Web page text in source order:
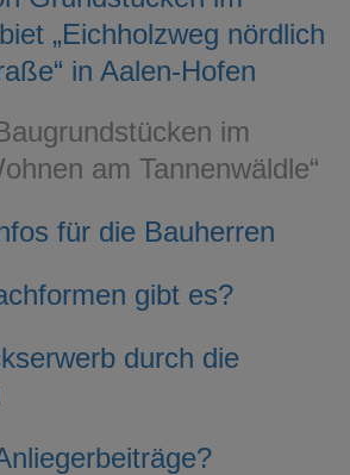
„Eichholzweg nördlich
in Aalen-Hofen
im
am Tannenwäldle“
für die Bauherren
gibt es?
durch die